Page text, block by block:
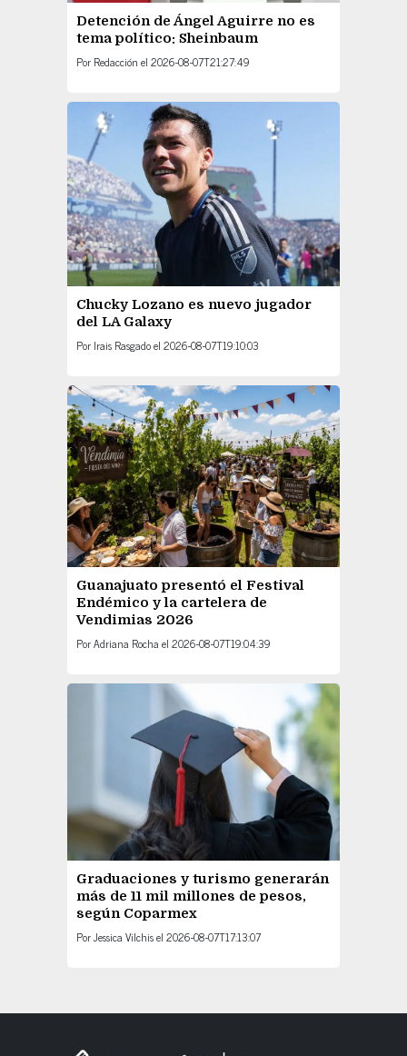
Detención de Ángel Aguirre no es
tema político: Sheinbaum
Por Redacción el 2026-08-07T21:27:49
Chucky Lozano es nuevo jugador
del LA Galaxy
Por Irais Rasgadoel 2026-08-07T19:10:03
Guanajuato presentó el Festival
Endémico y la cartelera de
Vendimias 2026
PorAdriana Rocha el 2026-08-07T19:04:39
Graduaciones y turismo generarán
más de 11 mil millones de pesos,
según Coparmex
PorJessica Vilchisel 2026-08-07T17:13:07